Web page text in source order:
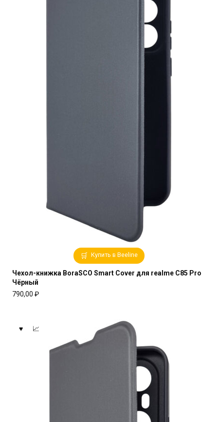
Купить в Beeline
Чехол-книжка BoraSCO Smart Cover для realme C85 Pro
Чёрный
790,00 ₽